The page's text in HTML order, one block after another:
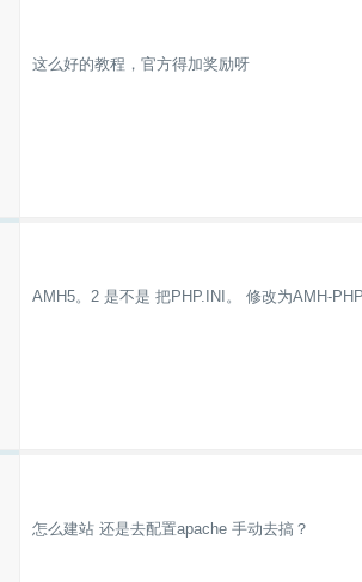
这么好的教程，官方得加奖励呀
AMH5。2 是不是 把PHP.INI。 修改为AMH-
怎么建站 还是去配置apache 手动去搞？